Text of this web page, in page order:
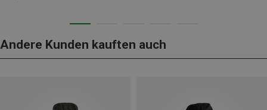
Andere Kunden kauften auch